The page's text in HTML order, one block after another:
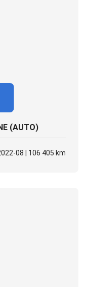
(AUTO)
08 | 106 405 km